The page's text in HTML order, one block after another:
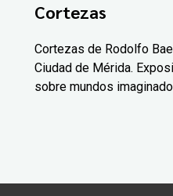
Cortezas
Cortezas de Rodolfo
Ciudad de Mérida.
sobre mundos